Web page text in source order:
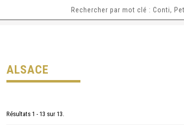
ALSACE
Résultats 1 - 13 sur 13.